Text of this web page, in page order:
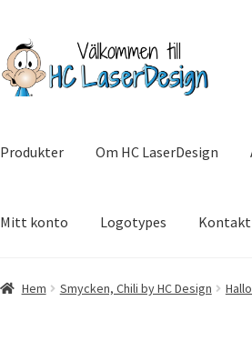
Hoppa
till
navigering
Hoppa
till
innehåll
Produkter Om HC LaserDesign
Mitt konto Logotypes Kontakt
Hem Aktuell info mm Betalning
Hem Smycken, Chili by HC Design